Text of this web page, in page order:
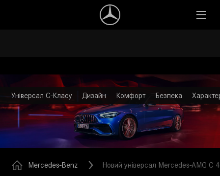
Універсал C-Класу Дизайн Комфорт Безпека
Mercedes-Benz Новий універсал Mercedes-AMG C